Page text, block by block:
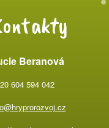
Beranová
604 594 042